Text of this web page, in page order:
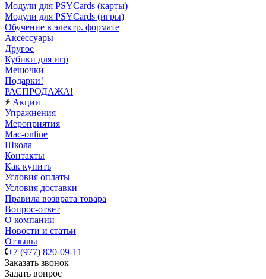
Модули для PSYCards (карты)
Модули для PSYCards (игры)
Обучение в электр. формате
Аксессуары
Другое
Кубики для игр
Мешочки
Подарки!
РАСПРОДАЖА!
Акции
Упражнения
Мероприятия
Mac-online
Школа
Контакты
Как купить
Условия оплаты
Условия доставки
Правила возврата товара
Вопрос-ответ
О компании
Новости и статьи
Отзывы
+7 (977) 820-09-11
Заказать звонок
Задать вопрос